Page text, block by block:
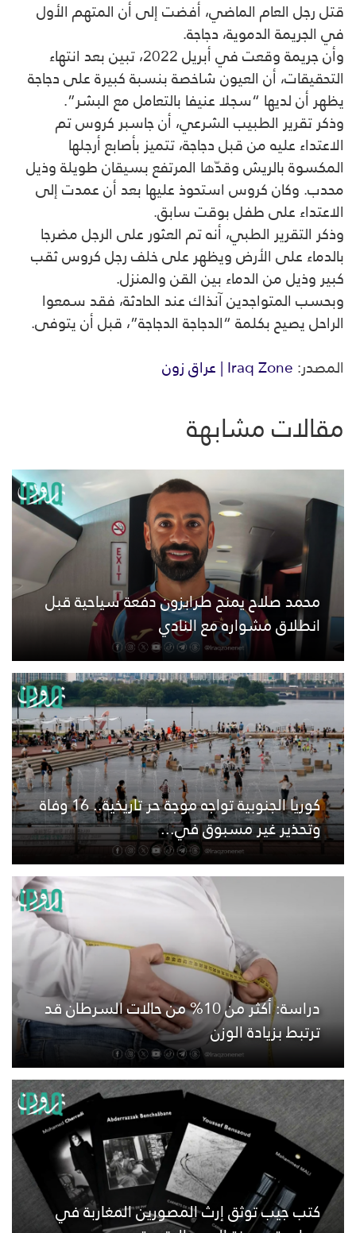
قتل رجل العام الماضي، أفضت إلى أن المتهم الأول
في الجريمة الدموية، دجاجة.
وأن جريمة وقعت في أبريل 2022، تبين بعد انتهاء
التحقيقات، أن العيون شاخصة بنسبة كبيرة على دجاجة
يظهر أن لديها “سجلا عنيفا بالتعامل مع البشر”.
وذكر تقرير الطبيب الشرعي، أن جاسبر كروس تم
الاعتداء عليه من قبل دجاجة، تتميز بأصابع أرجلها
المكسوة بالريش وقدّها المرتفع بسيقان طويلة وذيل
محدب. وكان كروس استحوذ عليها بعد أن عمدت إلى
الاعتداء على طفل بوقت سابق.
وذكر التقرير الطبي، أنه تم العثور على الرجل مضرجا
بالدماء على الأرض ويظهر على خلف رجل كروس ثقب
كبير وذيل من الدماء بين القن والمنزل.
وبحسب المتواجدين آنذاك عند الحادثة، فقد سمعوا
الراحل يصيح بكلمة “الدجاجة الدجاجة”، قبل أن يتوفى.
المصدر:Iraq Zone | عراق زون
مقالات مشابهة
محمد صلاح يمنح طرابزون دفعة سياحية قبل
انطلاق مشواره مع النادي
كوريا الجنوبية تواجه موجة حر تاريخية.. 16 وفاة
وتحذير غير مسبوق في...
دراسة: أكثر من 10% من حالات السرطان قد
ترتبط بزيادة الوزن
كتب جيب توثق إرث المصورين المغاربة في